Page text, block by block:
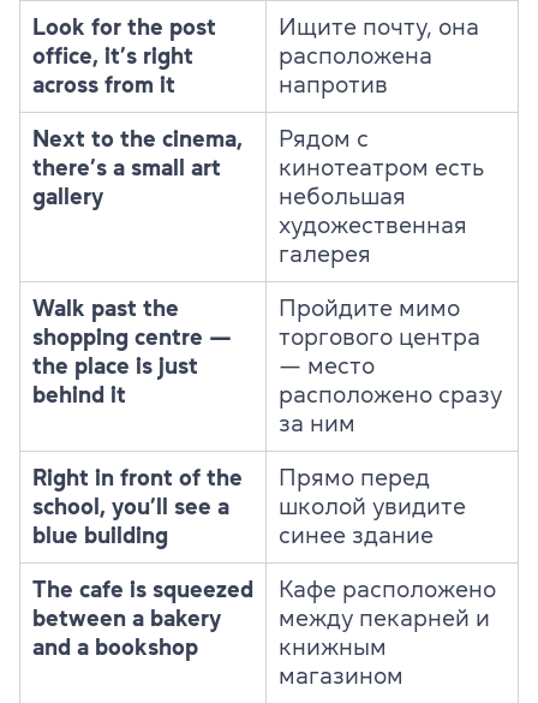
Look for the post
office, it’s right
across from it
Ищите почту, она
расположена
напротив
Next to the cinema,
there’s a small art
gallery
Рядом с
кинотеатром есть
небольшая
художественная
галерея
Walk past the
shopping centre —
the place is just
behind it
Пройдите мимо
торгового центра
— место
расположено сразу
за ним
Right in front of the
school, you’ll see a
blue building
Прямо перед
школой увидите
синее здание
The cafe is squeezed
between a bakery
and a bookshop
Кафе расположено
между пекарней и
книжным
магазином